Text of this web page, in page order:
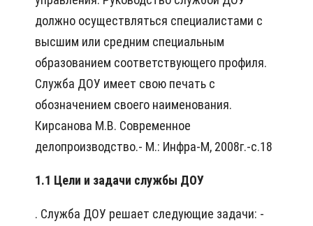
должно осуществляться специалистами с
высшим или средним специальным
образованием соответствующего профиля.
Служба ДОУ имеет свою печать с
обозначением своего наименования.
Кирсанова М.В. Современное
делопроизводство.- М.: Инфра-М, 2008г.-с.18
1.1 Цели и задачи службы ДОУ
. Служба ДОУ решает следующие задачи: -